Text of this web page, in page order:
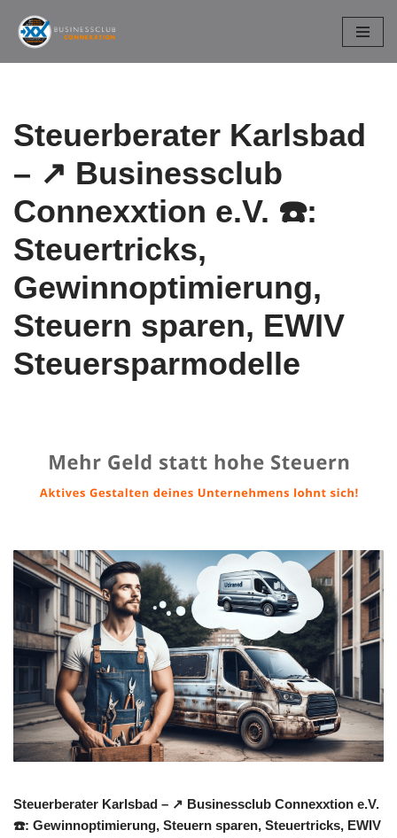
Zum
Steuerberater Karlsbad
– ↗️ Businessclub
Connexxtion e.V. ☎️:
Steuertricks,
Gewinnoptimierung,
Steuern sparen, EWIV
Steuersparmodelle
Steuerberater Karlsbad – ↗️ Businessclub Connexxtion e.V.
☎️: Gewinnoptimierung, Steuern sparen, Steuertricks, EWIV